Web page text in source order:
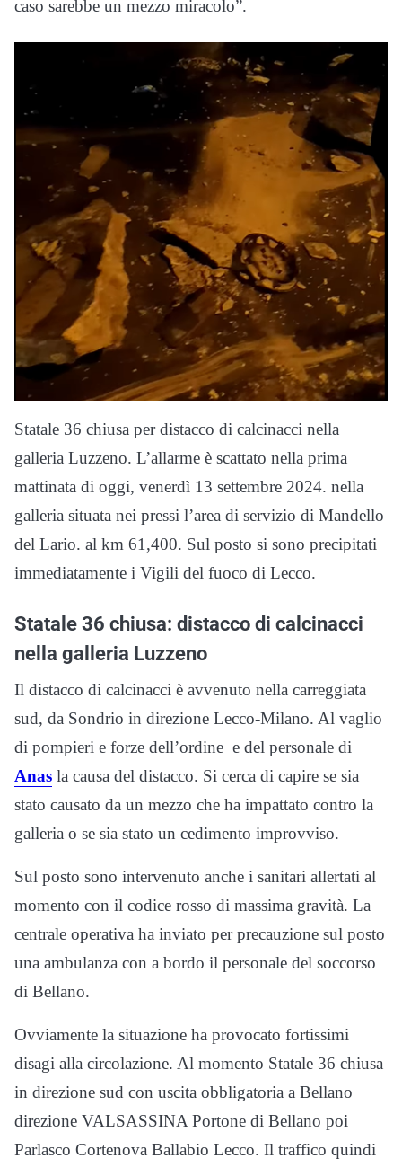
caso sarebbe un mezzo miracolo”.
Statale 36 chiusa per distacco di calcinacci nella
galleria Luzzeno. L’allarme è scattato nella prima
mattinata di oggi, venerdì 13 settembre 2024. nella
galleria situata nei pressi l’area di servizio di Mandello
del Lario. al km 61,400. Sul posto si sono precipitati
immediatamente i Vigili del fuoco di Lecco.
Statale 36 chiusa: distacco di calcinacci
nella galleria Luzzeno
Il distacco di calcinacci è avvenuto nella carreggiata
sud, da Sondrio in direzione Lecco-Milano. Al vaglio
di pompieri e forze dell’ordine e del personale di
Anas la causa del distacco. Si cerca di capire se sia
stato causato da un mezzo che ha impattato contro la
galleria o se sia stato un cedimento improvviso.
Sul posto sono intervenuto anche i sanitari allertati al
momento con il codice rosso di massima gravità. La
centrale operativa ha inviato per precauzione sul posto
una ambulanza con a bordo il personale del soccorso
di Bellano.
Ovviamente la situazione ha provocato fortissimi
disagi alla circolazione. Al momento Statale 36 chiusa
in direzione sud con uscita obbligatoria a Bellano
direzione VALSASSINA Portone di Bellano poi
Parlasco Cortenova Ballabio Lecco. Il traffico quindi